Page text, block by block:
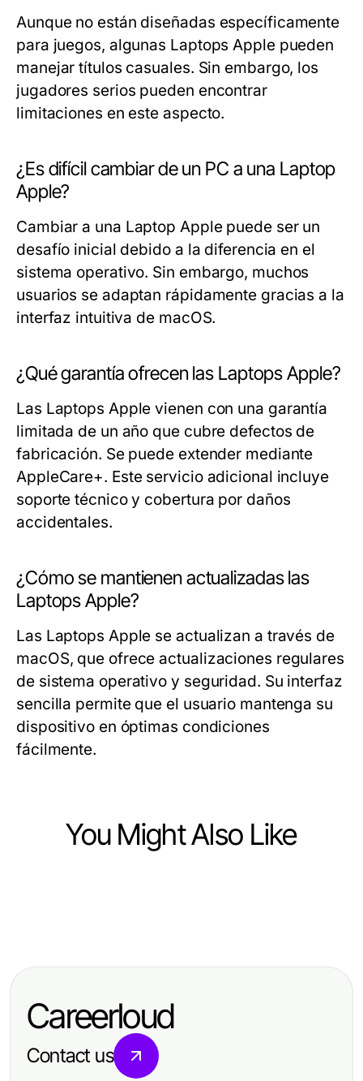
Aunque no están diseñadas específicamente
para juegos, algunas Laptops Apple pueden
manejar títulos casuales. Sin embargo, los
jugadores serios pueden encontrar
limitaciones en este aspecto.
¿Es difícil cambiar de un PC a una Laptop
Apple?
Cambiar a una Laptop Apple puede ser un
desafío inicial debido a la diferencia en el
sistema operativo. Sin embargo, muchos
usuarios se adaptan rápidamente gracias a la
interfaz intuitiva de macOS.
¿Qué garantía ofrecen las Laptops Apple?
Las Laptops Apple vienen con una garantía
limitada de un año que cubre defectos de
fabricación. Se puede extender mediante
AppleCare+. Este servicio adicional incluye
soporte técnico y cobertura por daños
accidentales.
¿Cómo se mantienen actualizadas las
Laptops Apple?
Las Laptops Apple se actualizan a través de
macOS, que ofrece actualizaciones regulares
de sistema operativo y seguridad. Su interfaz
sencilla permite que el usuario mantenga su
dispositivo en óptimas condiciones
fácilmente.
You Might Also Like
Page Summary You Need for 2026
WPS中文办公软件下载的五大成功策
Careerloud
Contact us